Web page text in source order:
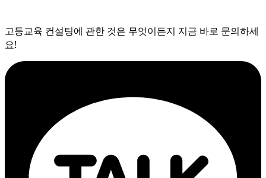
고등교육 컨설팅에 관한 것은 무엇이든지 지금 바로 문의하세
요!